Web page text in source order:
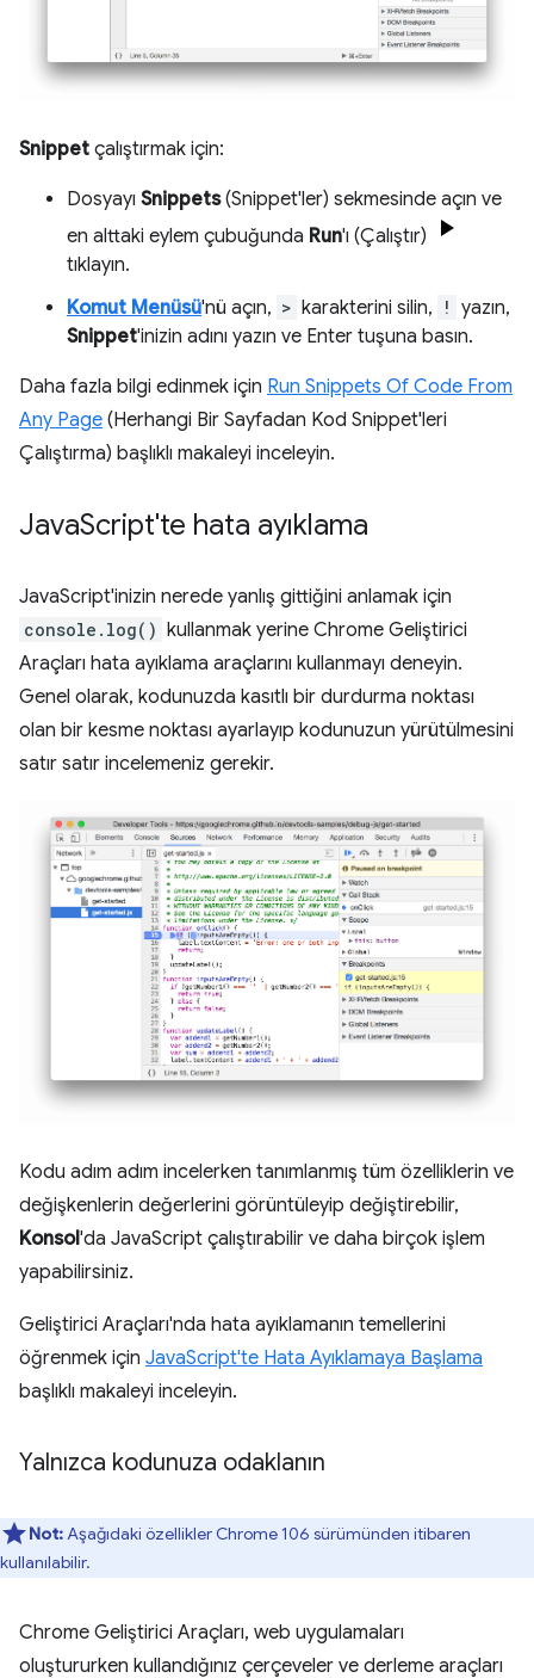
Snippet çalıştırmak için:
Dosyayı Snippets(Snippet'ler) sekmesinde açın ve
en alttaki eylem çubuğunda Run'ı (Çalıştır)
tıklayın.
Komut Menüsü'nü açın, > karakterini silin, ! yazın,
Snippet'inizin adını yazın ve Enter tuşuna basın.
Daha fazla bilgi edinmek için Run Snippets Of Code From
Any Page (Herhangi Bir Sayfadan Kod Snippet'leri
Çalıştırma) başlıklı makaleyi inceleyin.
JavaScript'te hata ayıklama
JavaScript'inizin nerede yanlış gittiğini anlamak için
console.log() kullanmak yerine Chrome Geliştirici
Araçları hata ayıklama araçlarını kullanmayı deneyin.
Genel olarak, kodunuzda kasıtlı bir durdurma noktası
olan bir kesme noktası ayarlayıp kodunuzun yürütülmesini
satır satır incelemeniz gerekir.
Kodu adım adım incelerken tanımlanmış tüm özelliklerin ve
değişkenlerin değerlerini görüntüleyip değiştirebilir,
Konsol'da JavaScript çalıştırabilir ve daha birçok işlem
yapabilirsiniz.
Geliştirici Araçları'nda hata ayıklamanın temellerini
öğrenmek için JavaScript'te Hata Ayıklamaya Başlama
başlıklı makaleyi inceleyin.
Yalnızca kodunuza odaklanın
Not:Aşağıdaki özellikler Chrome 106 sürümünden itibaren
kullanılabilir.
Chrome Geliştirici Araçları, web uygulamaları
oluştururken kullandığınız çerçeveler ve derleme araçları